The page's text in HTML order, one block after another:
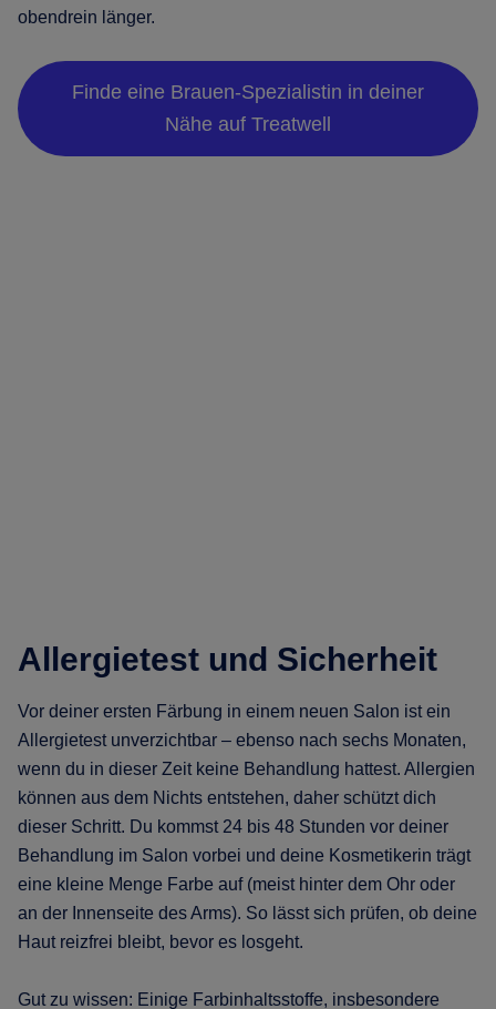
obendrein länger.
Finde eine Brauen-Spezialistin in deiner
Nähe auf Treatwell
Allergietest und Sicherheit
Vor deiner ersten Färbung in einem neuen Salon ist ein
Allergietest unverzichtbar – ebenso nach sechs Monaten,
wenn du in dieser Zeit keine Behandlung hattest. Allergien
können aus dem Nichts entstehen, daher schützt dich
dieser Schritt. Du kommst 24 bis 48 Stunden vor deiner
Behandlung im Salon vorbei und deine Kosmetikerin trägt
eine kleine Menge Farbe auf (meist hinter dem Ohr oder
an der Innenseite des Arms). So lässt sich prüfen, ob deine
Haut reizfrei bleibt, bevor es losgeht.
Gut zu wissen: Einige Farbinhaltsstoffe, insbesondere